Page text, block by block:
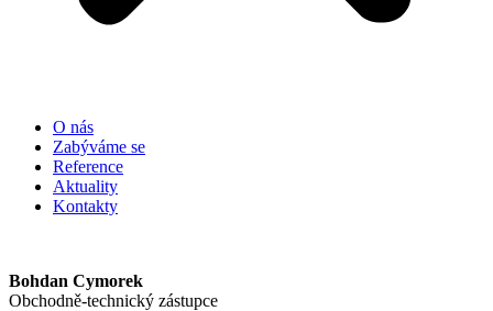
O nás
Zabýváme se
Reference
Aktuality
Kontakty
Bohdan Cymorek
Obchodně-technický zástupce